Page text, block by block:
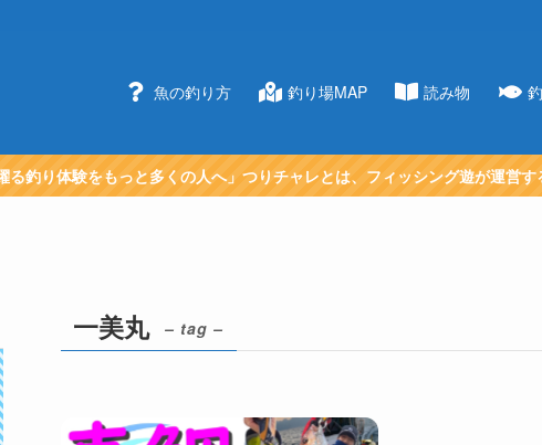
魚の釣り方 釣り場MAP 読み物
る釣り体験をもっと多くの人へ」つりチャレとは、フィッシング遊が運営す
一美丸 – tag –